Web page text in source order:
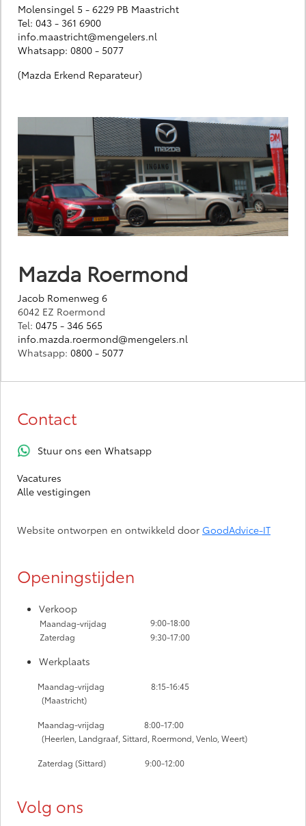
Molensingel 5 - 6229 PB Maastricht
Tel: 043 - 361 6900
info.maastricht@mengelers.nl
Whatsapp: 0800 - 5077
(Mazda Erkend Reparateur)
Mazda Roermond
Jacob Romenweg 6
6042 EZ Roermond
Tel: 0475 - 346 565
info.mazda.roermond@mengelers.nl
Whatsapp: 0800 - 5077
Contact
Stuur ons een Whatsapp
Vacatures
Alle vestigingen
Website ontworpen en ontwikkeld door GoodAdvice-IT
Openingstijden
Verkoop
Maandag-vrijdag
9:00-18:00
Zaterdag
9:30-17:00
Werkplaats
Maandag-vrijdag
8:15-16:45
(Maastricht)
Maandag-vrijdag
8:00-17:00
(Heerlen, Landgraaf, Sittard, Roermond, Venlo, Weert)
Zaterdag (Sittard) 9:00-12:00
Volg ons